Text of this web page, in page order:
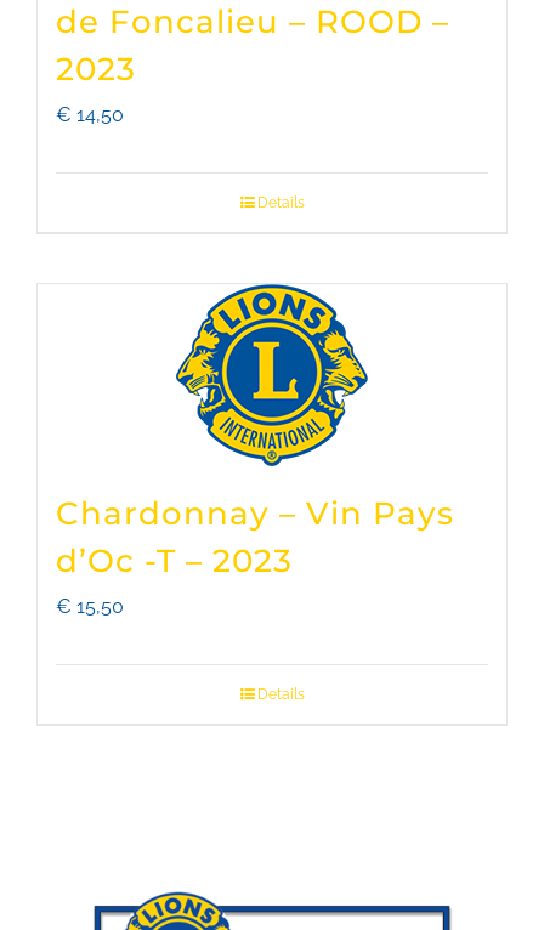
de Foncalieu – ROOD –
2023
€ 14,50
Details
Chardonnay – Vin Pays
d’Oc -T – 2023
€ 15,50
Details